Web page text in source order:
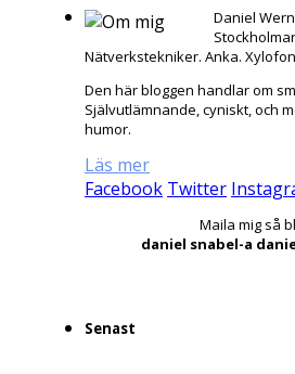
Daniel
Nätverkstekniker. Anka.
Den här bloggen handlar om
Självutlämnande, cyniskt, och
humor.
Läs mer
Facebook Twitter
Maila mig så
daniel snabel-a
Senast